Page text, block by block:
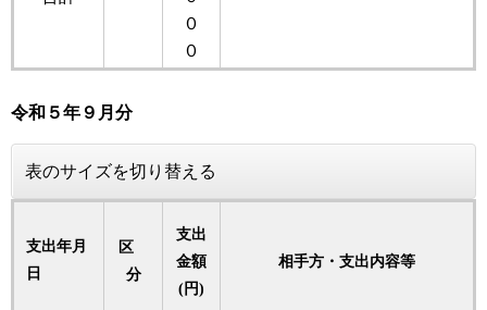
０
０
令和５年 ９月分
表のサイズを切り替える
支出年月
日
区
分
支出
金額
(円)
相手方・支出内容等